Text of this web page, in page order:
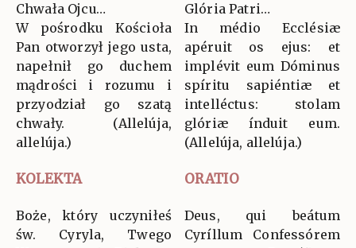
Chwała Ojcu…
W pośrodku Kościoła
Pan otworzył jego usta,
napełnił go duchem
mądrości i rozumu i
przyodział go szatą
chwały. (Allelúja,
allelúja.)
Glória Patri…
In médio Ecclésiæ
apéruit os ejus: et
implévit eum Dóminus
spíritu sapiéntiæ et
intelléctus: stolam
glóriæ índuit eum.
(Allelúja, allelúja.)
KOLEKTA ORATIO
Boże, który uczyniłeś
św. Cyryla, Twego
Deus, qui beátum
Cyríllum Confessórem